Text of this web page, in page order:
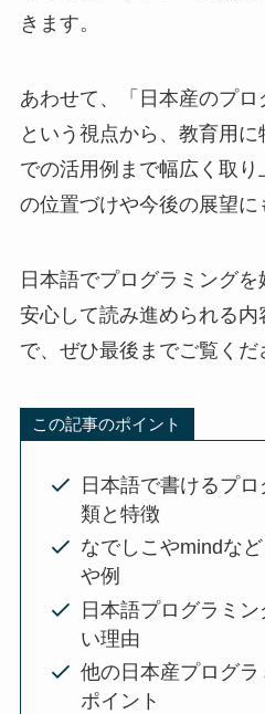
きます。
あわせて、「日本産のプロ
という視点から、教育用
での活用例まで幅広く取
の位置づけや今後の展望に
日本語でプログラミングを
安心して読み進められる
で、ぜひ最後までご覧くだ
この記事のポイント
日本語で書けるプ
類と特徴
なでしこやmindな
や例
日本語プログラミ
い理由
他の日本産プログ
ポイント